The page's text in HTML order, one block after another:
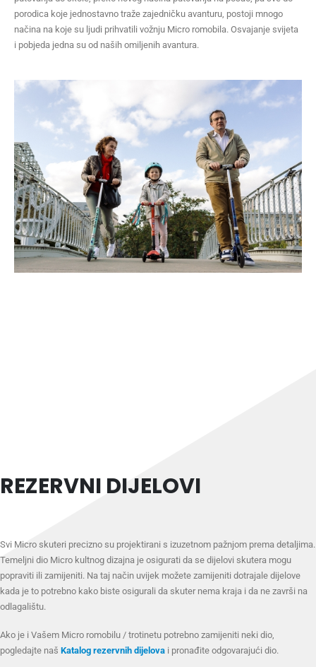
porodica koje jednostavno traže zajedničku avanturu, postoji mnogo
načina na koje su ljudi prihvatili vožnju Micro romobila. Osvajanje svijeta
i pobjeda jedna su od naših omiljenih avantura.
REZERVNI DIJELOVI
Svi Micro skuteri precizno su projektirani s izuzetnom pažnjom prema detaljima.
Temeljni dio Micro kultnog dizajna je osigurati da se dijelovi skutera mogu
popraviti ili zamijeniti. Na taj način uvijek možete zamijeniti dotrajale dijelove
kada je to potrebno kako biste osigurali da skuter nema kraja i da ne završi na
odlagalištu.
Ako je i Vašem Micro romobilu / trotinetu potrebno zamijeniti neki dio,
pogledajte naš Katalog rezervnih dijelova i pronađite odgovarajući dio.